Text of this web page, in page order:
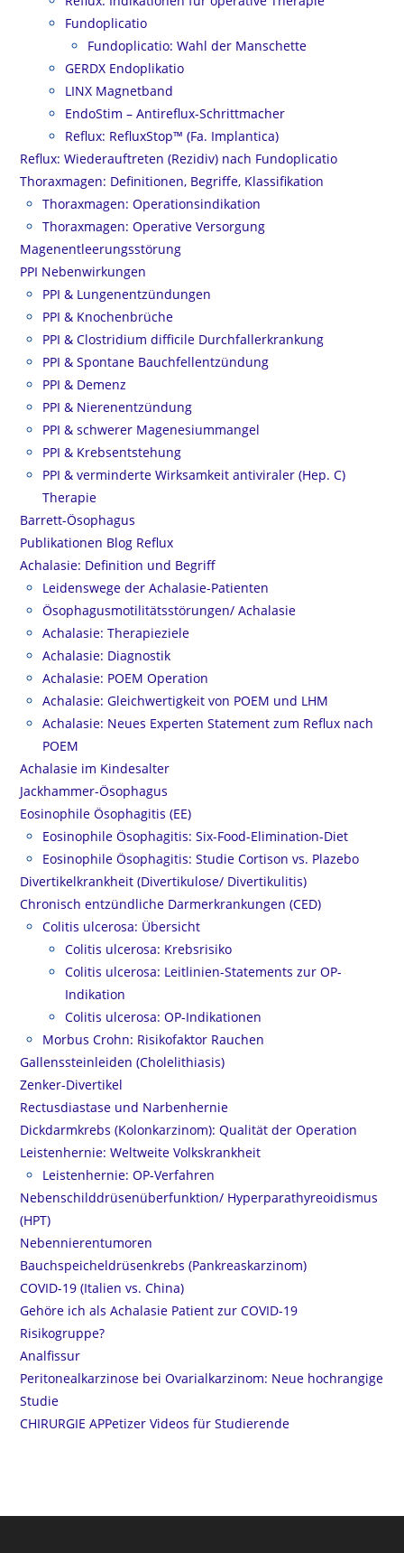
Fundoplicatio
Fundoplicatio: Wahl der Manschette
GERDX Endoplikatio
LINX Magnetband
EndoStim – Antireflux-Schrittmacher
Reflux: RefluxStop™ (Fa. Implantica)
Reflux: Wiederauftreten (Rezidiv) nach Fundoplicatio
Thoraxmagen: Definitionen, Begriffe, Klassifikation
Thoraxmagen: Operationsindikation
Thoraxmagen: Operative Versorgung
Magenentleerungsstörung
PPI Nebenwirkungen
PPI & Lungenentzündungen
PPI & Knochenbrüche
PPI & Clostridium difficile Durchfallerkrankung
PPI & Spontane Bauchfellentzündung
PPI & Demenz
PPI & Nierenentzündung
PPI & schwerer Magenesiummangel
PPI & Krebsentstehung
PPI & verminderte Wirksamkeit antiviraler (Hep. C)
Therapie
Barrett-Ösophagus
Publikationen Blog Reflux
Achalasie: Definition und Begriff
Leidenswege der Achalasie-Patienten
Ösophagusmotilitätsstörungen/ Achalasie
Achalasie: Therapieziele
Achalasie: Diagnostik
Achalasie: POEM Operation
Achalasie: Gleichwertigkeit von POEM und LHM
Achalasie: Neues Experten Statement zum Reflux nach
POEM
Achalasie im Kindesalter
Jackhammer-Ösophagus
Eosinophile Ösophagitis (EE)
Eosinophile Ösophagitis: Six-Food-Elimination-Diet
Eosinophile Ösophagitis: Studie Cortison vs. Plazebo
Divertikelkrankheit (Divertikulose/ Divertikulitis)
Chronisch entzündliche Darmerkrankungen (CED)
Colitis ulcerosa: Übersicht
Colitis ulcerosa: Krebsrisiko
Colitis ulcerosa: Leitlinien-Statements zur OP-
Indikation
Colitis ulcerosa: OP-Indikationen
Morbus Crohn: Risikofaktor Rauchen
Gallenssteinleiden (Cholelithiasis)
Zenker-Divertikel
Rectusdiastase und Narbenhernie
Dickdarmkrebs (Kolonkarzinom): Qualität der Operation
Leistenhernie: Weltweite Volkskrankheit
Leistenhernie: OP-Verfahren
Nebenschilddrüsenüberfunktion/ Hyperparathyreoidismus
(HPT)
Nebennierentumoren
Bauchspeicheldrüsenkrebs (Pankreaskarzinom)
COVID-19 (Italien vs. China)
Gehöre ich als Achalasie Patient zur COVID-19
Risikogruppe?
Analfissur
Peritonealkarzinose bei Ovarialkarzinom: Neue hochrangige
Studie
CHIRURGIE APPetizer Videos für Studierende